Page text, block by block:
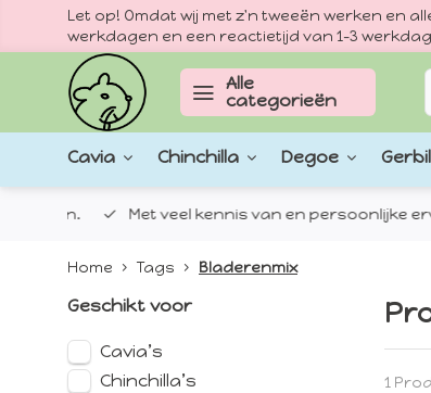
Let op! Omdat wij met z'n tweeën werken en
werkdagen en een reactietijd van 1–3
Alle
categorieën
Cavia Chinchilla Degoe Gerbil
Met veel kennis van en persoonlijke
Home Tags Bladerenmix
Geschikt voor
Cavia’s
Chinchilla’s
1